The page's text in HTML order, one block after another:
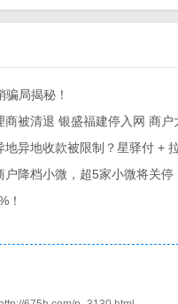
局揭秘！
降档小微，超5家小微将关停
！